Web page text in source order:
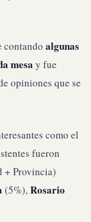
contando algunas
mesa y fue
opiniones que se
como el
fueron
+ Provincia)
(5%),Rosario